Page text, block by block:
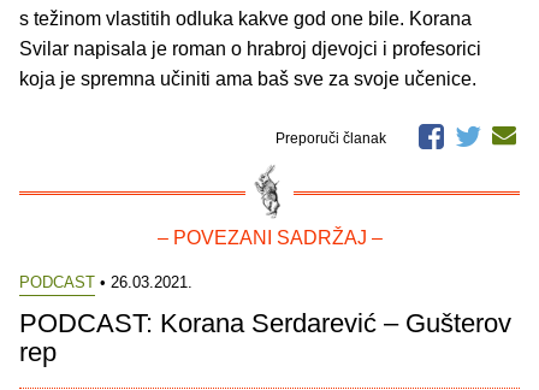
s težinom vlastitih odluka kakve god one bile. Korana
Svilar napisala je roman o hrabroj djevojci i profesorici
koja je spremna učiniti ama baš sve za svoje učenice.
Preporuči članak
– POVEZANI SADRŽAJ –
PODCAST • 26.03.2021.
PODCAST: Korana Serdarević – Gušterov
rep